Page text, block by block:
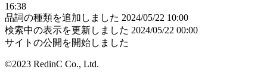
16:38
品詞の種類を追加しました 2024/05/22 10:00
検索中の表示を更新しました 2024/05/22 00:00
サイトの公開を開始しました
©2023 RedinC Co., Ltd.